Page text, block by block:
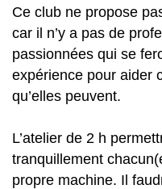
Ce club ne propose
car il n’y a pas de
passionnées qui se
expérience pour aider
qu’elles peuvent.
L’atelier de 2 h
tranquillement
propre machine. Il